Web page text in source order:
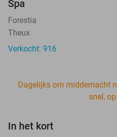
Spa
Forestia
Theux
Verkocht: 916
Dagelijks om middernacht
snel,
In het kort